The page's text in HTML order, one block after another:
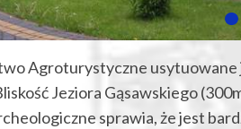
Agroturystyczne usytuowane
Jeziora Gąsawskiego
sprawia, że jest